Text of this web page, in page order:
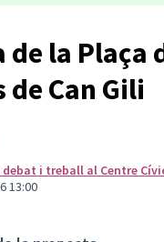
la Plaça
de Can Gili
debat i treball al Centre
13:00